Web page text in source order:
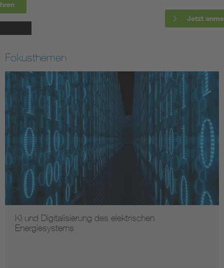
Weitere Themen
Energy efficiency
Energy grids
Energy storage
Renewable energies
Kompetenzzentrum Smart Grid
Jetzt anmelden
Fokusthemen
KI und Digitalisierung des elektrischen
Energiesystems